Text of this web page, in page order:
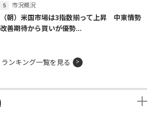
市況概況
（朝）米国市場は3指数揃って上昇 中東情勢
改善期待から買いが優勢...
ランキング一覧を見る